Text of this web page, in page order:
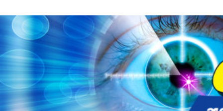
to
contentvinivida.lk